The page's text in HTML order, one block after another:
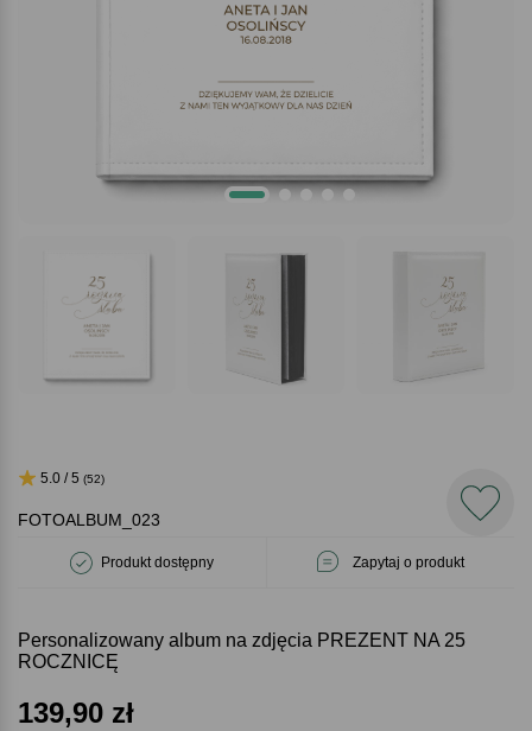
FOTOALBUM_023
Produkt dostępny Zapytaj o produkt
5.0 / 5 (52)
Personalizowany album na zdjęcia PREZENT NA 25
ROCZNICĘ
139,90 zł